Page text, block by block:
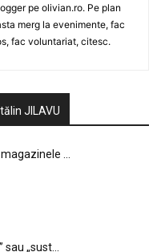
pe olivian.ro. Pe plan
merg la evenimente, fac
fac voluntariat, citesc.
JILAVU
...
„sust...